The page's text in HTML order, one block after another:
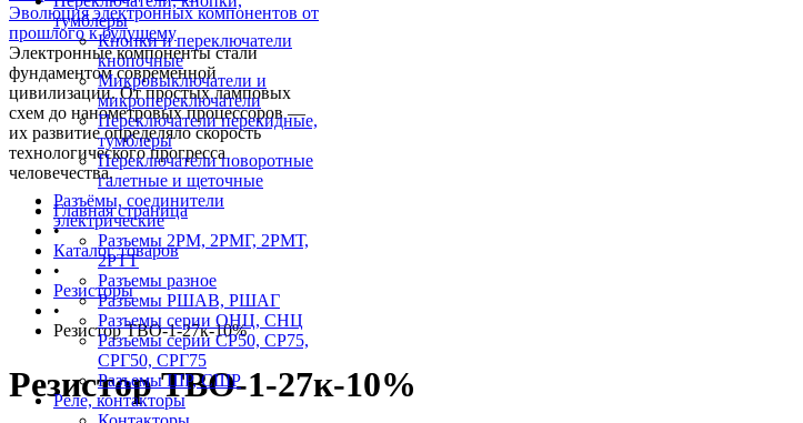
тумблеры
Кнопки и переключатели
кнопочные
Микровыключатели и
микропереключатели
Переключатели перекидные,
тумблеры
Переключатели поворотные
галетные и щеточные
Разъёмы, соединители
электрические
Разъемы 2РМ, 2РМГ, 2РМТ,
2РТТ
Разъемы разное
Разъемы РШАВ, РШАГ
Разъемы серии ОНЦ, СНЦ
Разъемы серии СР50, СР75,
СРГ50, СРГ75
Разъемы ШР, СШР
Реле, контакторы
Эволюция электронных компонентов от
прошлого к будущему
Электронные компоненты стали
фундаментом современной
цивилизации. От простых ламповых
схем до нанометровых процессоров —
их развитие определяло скорость
технологического прогресса
человечества.
Главная страница
•
Каталог товаров
•
Резисторы
•
Резистор ТВО-1-27к-10%
Резистор ТВО-1-27к-10%